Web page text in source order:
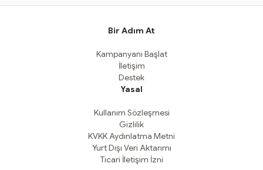
Bir Adım At
Kampanyanı Başlat
İletişim
Destek
Yasal
Kullanım Sözleşmesi
Gizlilik
KVKK Aydınlatma Metni
Yurt Dışı Veri Aktarımı
Ticari İletişim İzni